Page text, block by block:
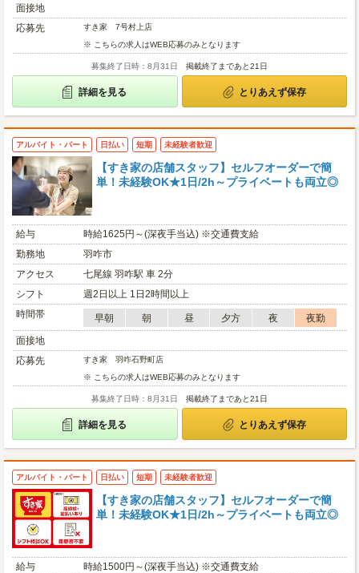
面接地
応募先
すき家 7号村上店
※ こちらの求人はWEB応募のみとなります
募集終了日時：8月31日 掲載終了まであと21日
詳細を見る とりあえず保存
アルバイト・パート 日払い 短期 未経験者歓迎
【すき家の店舗スタッフ】セルフオーダーで簡
単！未経験OK★1日/2h～プライベートも両立◎
給与
時給1625円～(深夜手当込) ※交通費支給
勤務地
羽咋市
アクセス
七尾線 羽咋駅 車 2分
シフト
週2日以上 1日2時間以上
時間帯
早朝 朝 昼 夕方 夜
夜勤
面接地
応募先
すき家 羽咋石野町店
※ こちらの求人はWEB応募のみとなります
募集終了日時：8月31日 掲載終了まであと21日
詳細を見る とりあえず保存
アルバイト・パート 日払い 短期 未経験者歓迎
【すき家の店舗スタッフ】セルフオーダーで簡
単！未経験OK★1日/2h～プライベートも両立◎
給与
時給1500円～(深夜手当込) ※交通費支給